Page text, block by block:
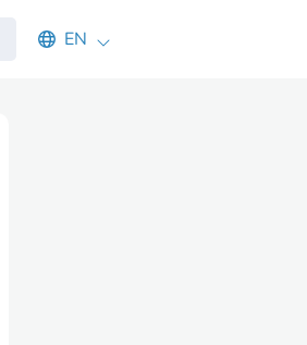
Select an available language
EN